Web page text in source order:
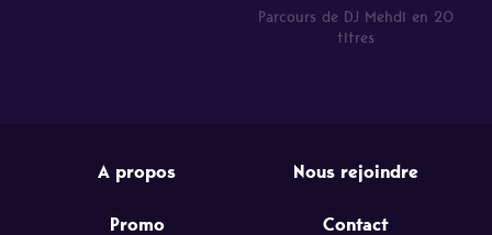
Parcours de DJ Mehdi en 20
titres
A propos Nous rejoindre
Promo Contact